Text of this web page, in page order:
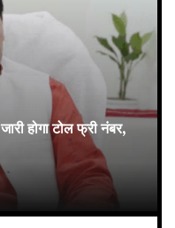
होगा टोल फ्री नंबर,